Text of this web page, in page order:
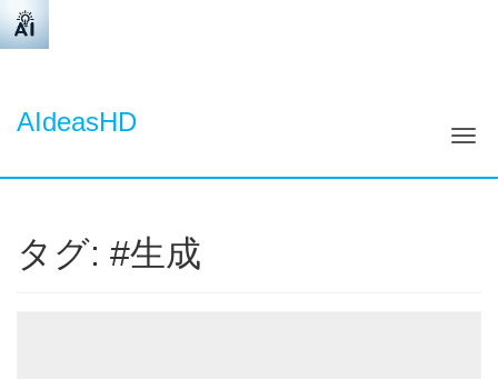
AIdeasHD
ナ
タグ: #生成